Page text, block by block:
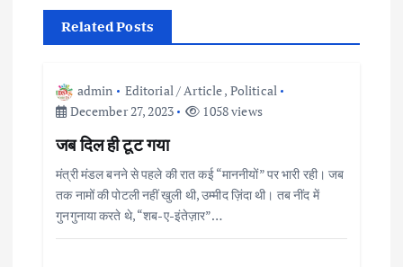
n Related Posts
admin Editorial / Article, Political
December 27, 2023
1058 views
जब दिल ही टूट गया
मंत्री मंडल बनने से पहले की रात कई “माननीयों” पर भारी रही। जब
तक नामों की पोटली नहीं खुली थी, उम्मीद ज़िंदा थी। तब नींद में
गुनगुनाया करते थे, “शब-ए-इंतेज़ार”…